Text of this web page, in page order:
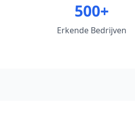
500+
Erkende Bedrijven